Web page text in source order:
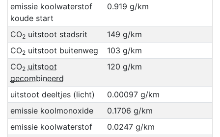
emissie koolwaterstof
koude start
0.919 g/km
CO2uitstoot stadsrit
149 g/km
CO2uitstoot buitenweg
103 g/km
CO2 uitstoot
gecombineerd
120 g/km
uitstoot deeltjes (licht)
0.00097 g/km
emissie koolmonoxide
0.1706 g/km
emissie koolwaterstof
0.0247 g/km